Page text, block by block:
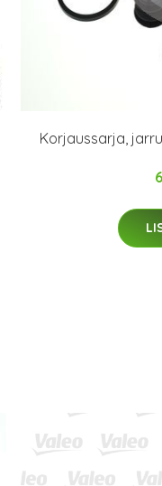
Korjaussarja,